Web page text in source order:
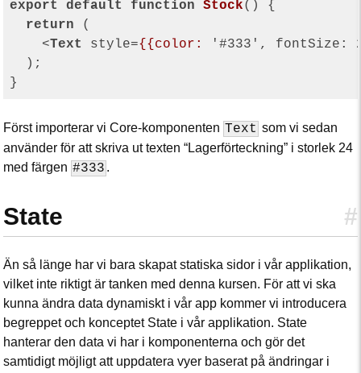
export default function Stock( ) {
return (
<Text style={{color: '#333 ', fontSize:
  );
Först importerar vi Core-komponenten Text som vi sedan
använder för att skriva ut texten “Lagerförteckning” i storlek 24
med färgen #333 .
#
State
Än så länge har vi bara skapat statiska sidor i vår applikation,
vilket inte riktigt är tanken med denna kursen. För att vi ska
kunna ändra data dynamiskt i vår app kommer vi introducera
begreppet och konceptet State i vår applikation. State
hanterar den data vi har i komponenterna och gör det
samtidigt möjligt att uppdatera vyer baserat på ändringar i